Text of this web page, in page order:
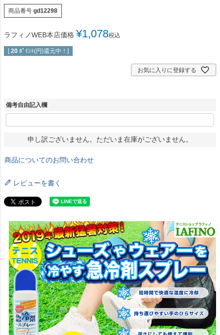
商品番号 gd12298
ラフィノWEB本店価格 ¥1,078税込
[ 20 ﾎﾟｲﾝﾄ(円)還元中！]
お気に入りに登録する
備考自由記入欄
申し訳ございません。ただいま在庫がございません。
商品についてのお問い合わせ
レビューを書く